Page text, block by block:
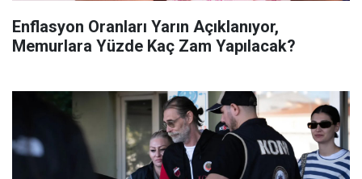
Enflasyon Oranları Yarın Açıklanıyor,
Memurlara Yüzde Kaç Zam Yapılacak?